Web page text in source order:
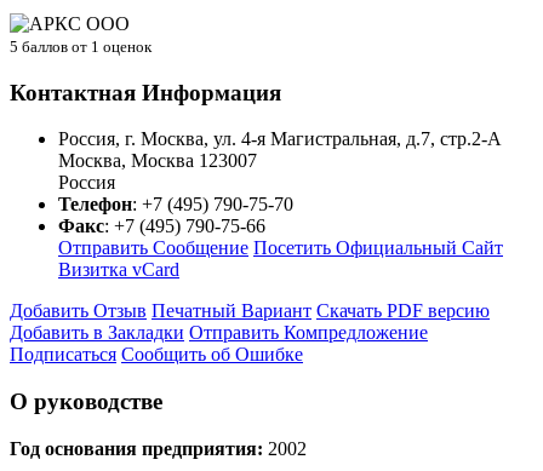
5 баллов от 1 оценок
Контактная Информация
Россия, г. Москва, ул. 4-я Магистральная, д.7, стр.2-А
Москва, Москва 123007
Россия
Телефон: +7 (495) 790-75-70
Факс: +7 (495) 790-75-66
Отправить Сообщение Посетить Официальный Сайт
Визитка vCard
Добавить Отзыв Печатный Вариант Скачать PDF версию
Добавить в Закладки Отправить Компредложение
Подписаться Сообщить об Ошибке
О руководстве
Год основания предприятия: 2002